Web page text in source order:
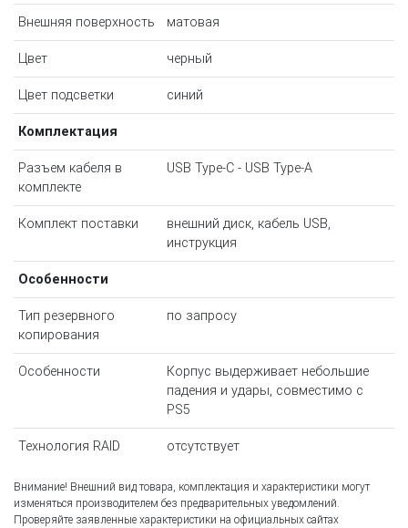
Внешняя поверхность матовая
Цвет черный
Цвет подсветки синий
Комплектация
Разъем кабеля в
комплекте
USB Type-C - USB Type-A
Комплект поставки
внешний диск, кабель USB,
инструкция
Особенности
Тип резервного
копирования
по запросу
Особенности
Корпус выдерживает небольшие
падения и удары, совместимо с
PS5
Технология RAID отсутствует
Внимание! Внешний вид товара, комплектация и характеристики могут
изменяться производителем без предварительных уведомлений.
Проверяйте заявленные характеристики на официальных сайтах